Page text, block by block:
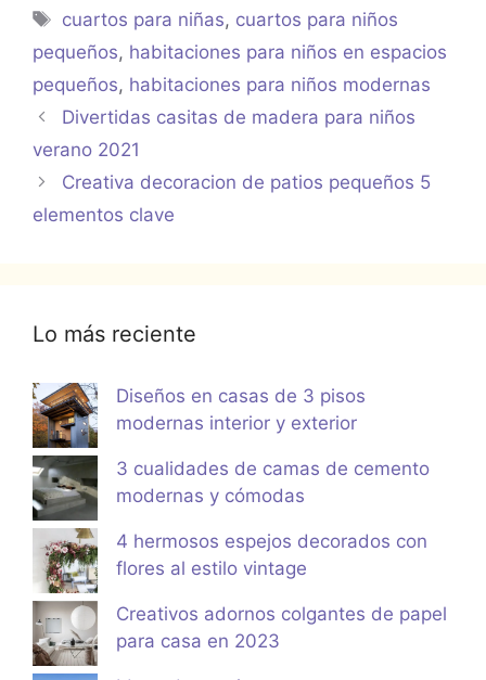
Etiquetas
cuartos para niñas, cuartos para niños
pequeños, habitaciones para niños en espacios
pequeños, habitaciones para niños modernas
Divertidas casitas de madera para niños
verano 2021
Creativa decoracion de patios pequeños 5
elementos clave
Lo más reciente
Diseños en casas de 3 pisos
modernas interior y exterior
3 cualidades de camas de cemento
modernas y cómodas
4 hermosos espejos decorados con
flores al estilo vintage
Creativos adornos colgantes de papel
para casa en 2023